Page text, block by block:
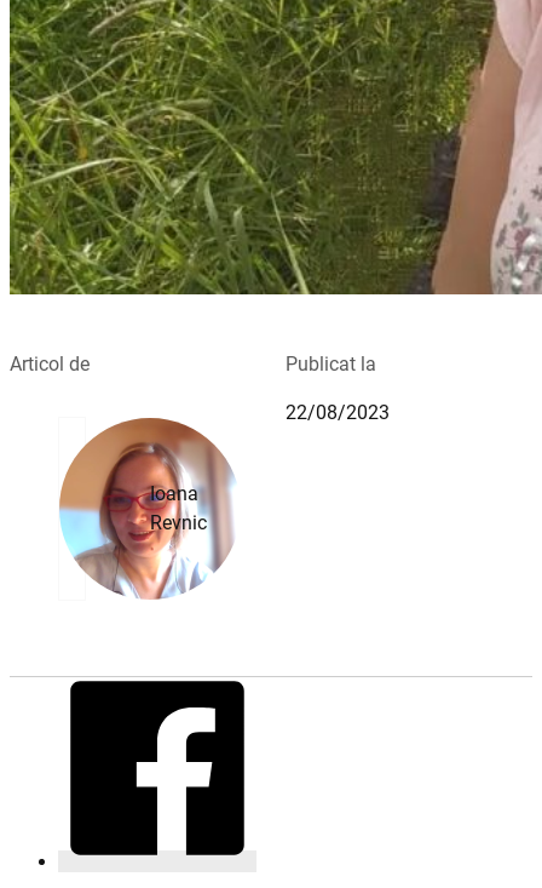
Articol de
Ioana
Revnic
Publicat la
22/08/2023